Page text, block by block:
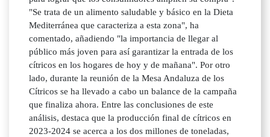
"Se trata de un alimento saludable y básico en la Dieta
Mediterránea que caracteriza a esta zona", ha
comentado, añadiendo "la importancia de llegar al
público más joven para así garantizar la entrada de los
cítricos en los hogares de hoy y de mañana". Por otro
lado, durante la reunión de la Mesa Andaluza de los
Cítricos se ha llevado a cabo un balance de la campaña
que finaliza ahora. Entre las conclusiones de este
análisis, destaca que la producción final de cítricos en
2023-2024 se acerca a los dos millones de toneladas,